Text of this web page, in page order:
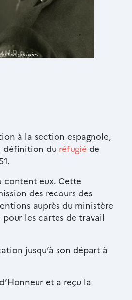
privées
à la section espagnole,
définition du réfugié de
contentieux. Cette
des recours des
auprès du ministère
pour les cartes de travail
jusqu’à son départ à
et a reçu la